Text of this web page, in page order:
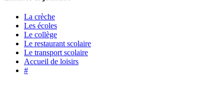
La crèche
Les écoles
Le collège
Le restaurant scolaire
Le transport scolaire
Accueil de loisirs
#